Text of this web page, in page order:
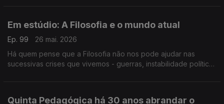
Em estúdio: A Filosofia e o mundo atual
Ep. 99
26 mai. 2026
Há quem pense que a Filosofia não nos pode ajudar nas
sucessivas crises que vivemos - guerras, instabilidade política,
Quinta Pedagógica há 30 anos abrandar o